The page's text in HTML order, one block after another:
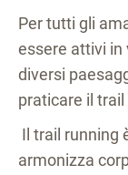
Per tutti gli
essere attivi in
diversi
praticare il trail
Il trail running
armonizza